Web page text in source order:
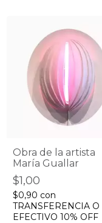
Obra de la artista
María Guallar
$1,00
$0,90 con
TRANSFERENCIA O
EFECTIVO 10% OFF